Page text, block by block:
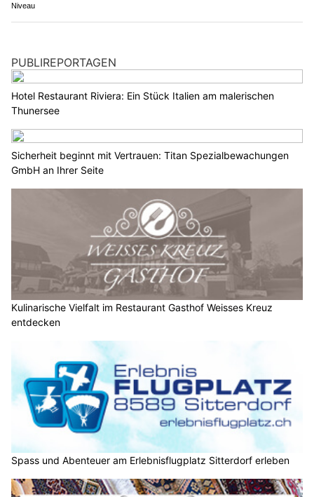
Niveau
PUBLIREPORTAGEN
Hotel Restaurant Riviera: Ein Stück Italien am malerischen
Thunersee
Sicherheit beginnt mit Vertrauen: Titan Spezialbewachungen
GmbH an Ihrer Seite
Kulinarische Vielfalt im Restaurant Gasthof Weisses Kreuz
entdecken
Spass und Abenteuer am Erlebnisflugplatz Sitterdorf erleben